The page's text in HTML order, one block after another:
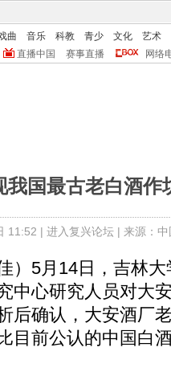
曲 音乐 科教 青少 文化
艺术
直播中国 赛事直播 网络
我国最古老白酒作
11:52 | 进入复兴论坛| 来源：
5月14日，吉林大
中心研究人员对大
后确认，大安酒厂
目前公认的中国白